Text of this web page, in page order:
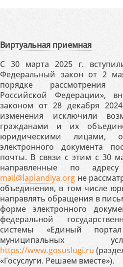
Виртуальная приемная
С 30 марта 2025 г.
Федеральный закон от 2
порядке рассмотрения
Российской Федерации»,
законом от 28 декабря
изменения исключили
гражданами и их
юридическими лицами,
электронного документа
почты. В связи с этим с 30
направленные по
mail@laplandiya.org не
объединения, в том числе
направлять обращения в
форме электронного
федеральной
системы «Единый
муниципальных
https://www.gosuslugi.ru
«Госуслуги. Решаем вместе»).